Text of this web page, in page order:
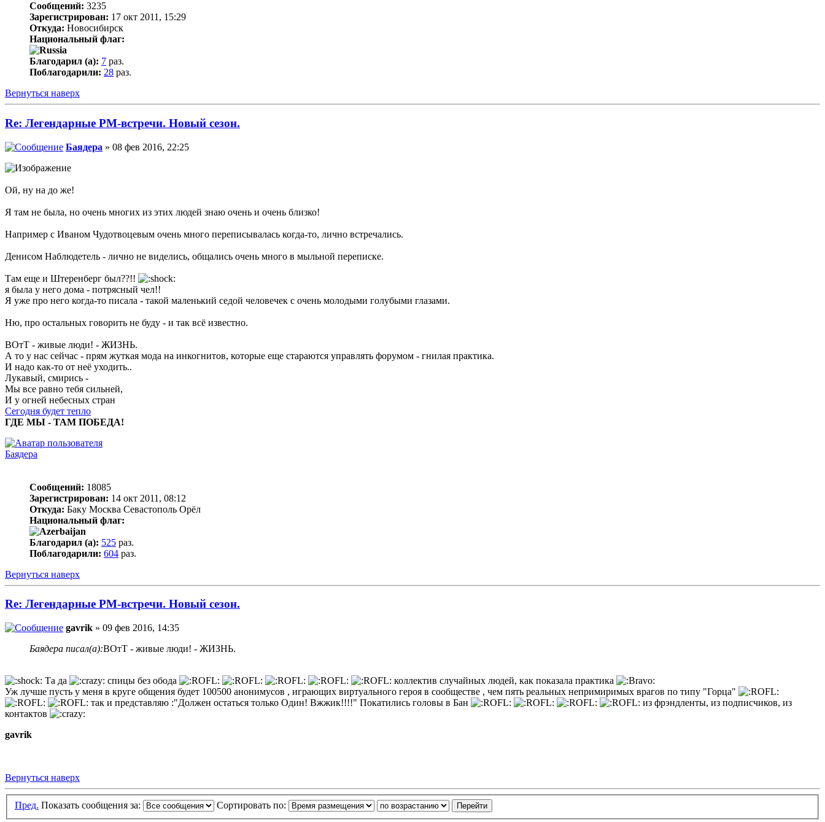
Сообщений: 3235
Зарегистрирован: 17 окт 2011, 15:29
Откуда: Новосибирск
Национальный флаг:
Благодарил (а): 7 раз.
Поблагодарили: 28 раз.
Вернуться наверх
Re: Легендарные РМ-встречи. Новый сезон.
Баядера » 08 фев 2016, 22:25
Ой, ну на до же!
Я там не была, но очень многих из этих людей знаю очень и очень близко!
Например с Иваном Чудотвоцевым очень много переписывалась когда-то, лично встречались.
Денисом Наблюдетель - лично не виделись, общались очень много в мыльной переписке.
Там еще и Штеренберг был??!!
я была у него дома - потрясный чел!!
Я уже про него когда-то писала - такой маленький седой человечек с очень молодыми голубыми глазами.
Ню, про остальных говорить не буду - и так всё известно.
ВОтТ - живые люди! - ЖИЗНЬ.
А то у нас сейчас - прям жуткая мода на инкогнитов, которые еще стараются управлять форумом - гнилая практика.
И надо как-то от неё уходить..
Лукавый, смирись -
Мы все равно тебя сильней,
И у огней небесных стран
Сегодня будет тепло
ГДЕ МЫ - ТАМ ПОБЕДА!
Баядера
Сообщений: 18085
Зарегистрирован: 14 окт 2011, 08:12
Откуда: Баку Москва Севастополь Орёл
Национальный флаг:
Благодарил (а): 525 раз.
Поблагодарили: 604 раз.
Вернуться наверх
Re: Легендарные РМ-встречи. Новый сезон.
gavrik » 09 фев 2016, 14:35
Баядера писал(а):ВОтТ - живые люди! - ЖИЗНЬ.
Та да спицы без обода
коллектив случайных людей, как показала практика
Уж лучше пусть у меня в круге общения будет 100500 анонимусов , играющих виртуального героя в сообществе , чем пять реальных непримиримых врагов по типу "Горца"
так и представляю :"Должен остаться только Один! Вжжик!!!!" Покатились головы в Бан
из фрэндленты, из подписчиков, из
контактов
gavrik
Вернуться наверх
Пред. Показать сообщения за: Сортировать по: